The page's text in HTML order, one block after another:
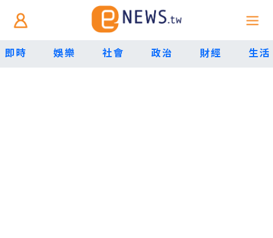
即時 娛樂 社會 政治 財經 生活